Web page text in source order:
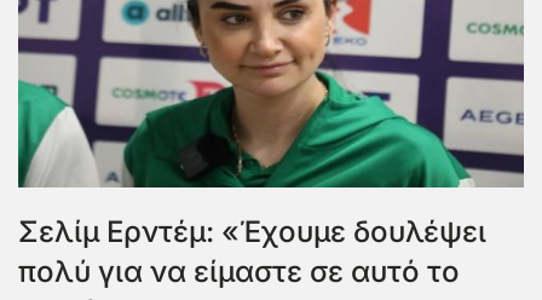
Σελίμ Ερντέμ: «Έχουμε δουλέψει
πολύ για να είμαστε σε αυτό το